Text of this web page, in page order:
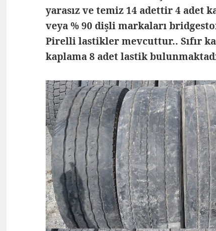
yarasız ve temiz 14 adettir 4 adet
veya % 90 dişli markaları
Pirelli lastikler mevcuttur.. Sıfır
kaplama 8 adet lastik